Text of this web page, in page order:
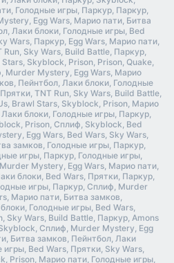
Голодные игры, Паркур, Паркур,
Egg Wars, Марио пати, Битва
Лаки блоки, Голодные игры, Bed
Wars, Паркур, Egg Wars, Марио пати,
Run, Sky Wars, Build Battle, Паркур,
Skyblock, Prison, Prison, Quake,
Murder Mystery, Egg Wars, Марио
Пейнтбол, Лаки блоки, Голодные
TNT Run, Sky Wars, Build Battle,
Brawl Stars, Skyblock, Prison, Марио
блоки, Голодные игры, Паркур,
Prison, Сплиф, Skyblock, Bed
Egg Wars, Bed Wars, Sky Wars,
замков, Голодные игры, Паркур,
игры, Паркур, Голодные игры,
Mystery, Egg Wars, Марио пати,
блоки, Bed Wars, Прятки, Паркур,
игры, Паркур, Сплиф, Murder
Марио пати, Битва замков,
Голодные игры, Bed Wars,
Sky Wars, Build Battle, Паркур, Amons
Сплиф, Murder Mystery, Egg
Битва замков, Пейнтбол, Лаки
игры, Bed Wars, Прятки, Sky Wars,
Prison, Марио пати, Голодные игры,